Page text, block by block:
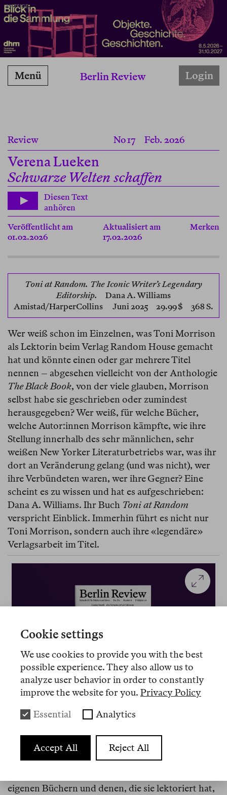
ANZEIGE
Berlin Review
Menü Login
Review No 17 Feb. 2026
Verena Lueken
Schwarze Welten schaffen
Diesen Text
anhören
Veröffentlicht am
01.02.2026
Aktualisiert am
17.02.2026
Merken
Toni at Random. The Iconic Writer’s Legendary
Editorship.
Dana A. Williams
Amistad/HarperCollins
Juni 2025 29.99 $ 368 S.
Wer weiß schon im Einzelnen, was Toni Morrison
als Lektorin beim Verlag Random House gemacht
hat und könnte einen oder gar mehrere Titel
nennen – abgesehen vielleicht von der Anthologie
The Black Book, von der viele glauben, Morrison
selbst habe sie geschrieben oder zumindest
herausgegeben? Wer weiß, für welche Bücher,
welche Autor:innen Morrison kämpfte, wie ihre
Stellung innerhalb des sehr männlichen, sehr
weißen New Yorker Literaturbetriebs war, was ihr
dort an Veränderung gelang (und was nicht), wer
ihre Verbündeten waren, wer ihre Gegner? Eine
scheint es zu wissen und hat es aufgeschrieben:
Dana A. Williams. Ihr Buch Toni at Random
verspricht Einblick. Immerhin führt es nicht nur
Toni Morrison, sondern auch ihre «legendäre»
Verlagsarbeit im Titel.
Bevor es hier weitergeht, eine Anmerkung: Race
und Blackness, zwei zentrale Begriffe, bleiben
eigenen Büchern und denen, die sie lektoriert hat,
Cookie settings
We use cookies to provide you with the best
possible experience. They also allow us to
analyze user behavior in order to constantly
improve the website for you. Privacy Policy
Essential Analytics
Accept All Reject All